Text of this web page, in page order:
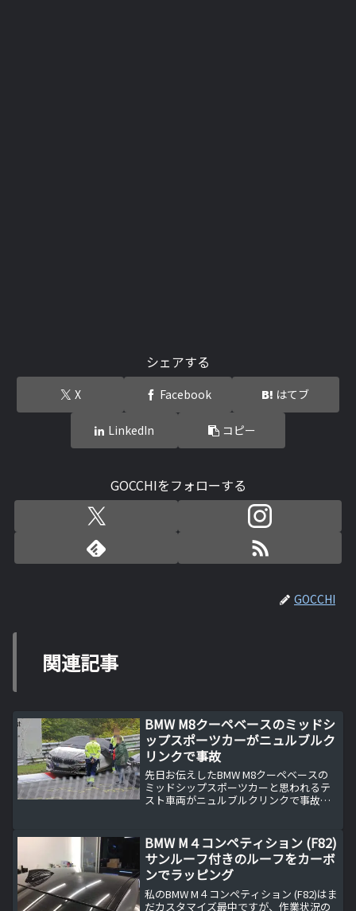
シェアする
X Facebook はてブ
LinkedIn コピー
GOCCHIをフォローする
GOCCHI
関連記事
BMW M8クーペベースのミッドシ
ップスポーツカーがニュルブルク
リンクで事故
先日お伝えしたBMW M8クーペベースの
ミッドシップスポーツカーと思われるテ
スト車両がニュルブルクリンクで事故を
BMW M４コンペティション (F82)
サンルーフ付きのルーフをカーボ
ンでラッピング
私のBMW M４コンペティション (F82)はま
だカスタマイズ最中ですが、作業状況の